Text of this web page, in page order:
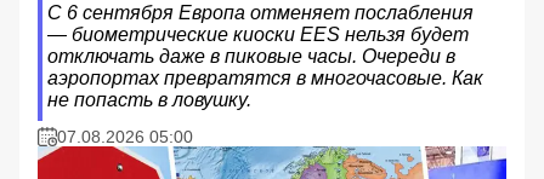
С 6 сентября Европа отменяет послабления
— биометрические киоски EES нельзя будет
отключать даже в пиковые часы. Очереди в
аэропортах превратятся в многочасовые. Как
не попасть в ловушку.
07.08.2026 05:00